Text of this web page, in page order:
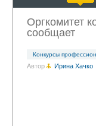
Оргкомитет
сообщает
Конкурсы
Автор
Ирина Хачко